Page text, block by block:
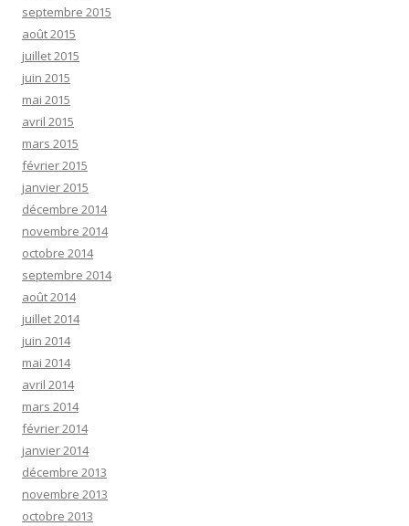
septembre 2015
août 2015
juillet 2015
juin 2015
mai 2015
avril 2015
mars 2015
février 2015
janvier 2015
décembre 2014
novembre 2014
octobre 2014
septembre 2014
août 2014
juillet 2014
juin 2014
mai 2014
avril 2014
mars 2014
février 2014
janvier 2014
décembre 2013
novembre 2013
octobre 2013